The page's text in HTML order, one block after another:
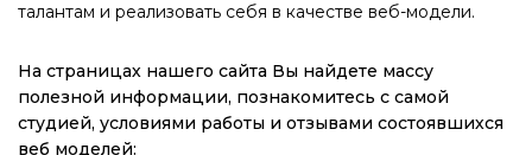
талантам и реализовать себя в качестве веб-модели.
На страницах нашего сайта Вы найдете массу
полезной информации, познакомитесь с самой
студией, условиями работы и отзывами состоявшихся
веб моделей: